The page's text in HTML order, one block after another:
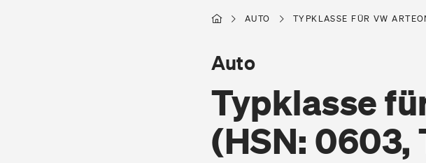
AUTO TYPKLASSE FÜR VW
Typklasse
(HSN: 0603,
Auto